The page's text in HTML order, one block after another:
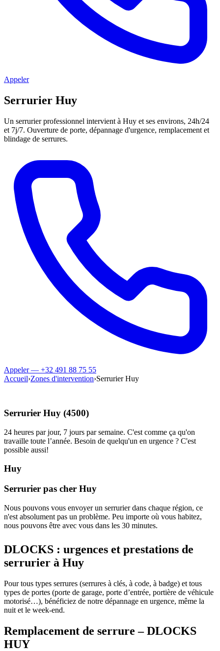
Appeler
Serrurier Huy
Un serrurier professionnel intervient à Huy et ses environs, 24h/24
et 7j/7. Ouverture de porte, dépannage d'urgence, remplacement et
blindage de serrures.
Appeler — +32 491 88 75 55
Accueil›Zones d'intervention›Serrurier Huy
Serrurier Huy (4500)
24 heures par jour, 7 jours par semaine. C'est comme ça qu'on
travaille toute l’année. Besoin de quelqu'un en urgence ? C'est
possible aussi!
Huy
Serrurier pas cher Huy
Nous pouvons vous envoyer un serrurier dans chaque région, ce
n'est absolument pas un problème. Peu importe où vous habitez,
nous pouvons être avec vous dans les 30 minutes.
DLOCKS : urgences et prestations de
serrurier à Huy
Pour tous types serrures (serrures à clés, à code, à badge) et tous
types de portes (porte de garage, porte d’entrée, portière de véhicule
motorisé…), bénéficiez de notre dépannage en urgence, même la
nuit et le week-end.
Remplacement de serrure – DLOCKS
HUY